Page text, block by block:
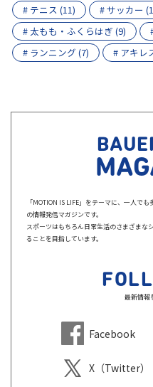
# テニス (11)
# サッカー
# 太もも・ふくらはぎ (9)
# ランニング (7)
# アキレ
「MOTION IS LIFE」をテーマに、一人で
の情報発信マガジンです。
スポーツはもちろん日常生活のさまざまな
ることを目指しています。
最新情報
Facebook
X（Twitter）